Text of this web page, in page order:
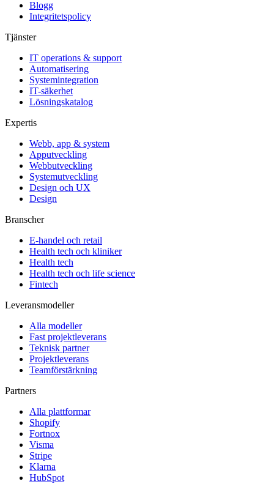
Blogg
Integritetspolicy
Tjänster
IT operations & support
Automatisering
Systemintegration
IT-säkerhet
Lösningskatalog
Expertis
Webb, app & system
Apputveckling
Webbutveckling
Systemutveckling
Design och UX
Design
Branscher
E-handel och retail
Health tech och kliniker
Health tech
Health tech och life science
Fintech
Leveransmodeller
Alla modeller
Fast projektleverans
Teknisk partner
Projektleverans
Teamförstärkning
Partners
Alla plattformar
Shopify
Fortnox
Visma
Stripe
Klarna
HubSpot